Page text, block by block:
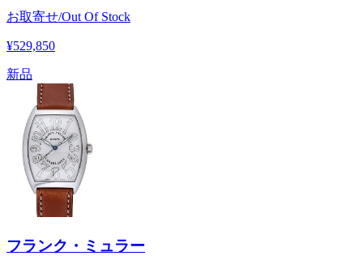
お取寄せ/Out Of Stock
¥529,850
新品
フランク・ミュラー